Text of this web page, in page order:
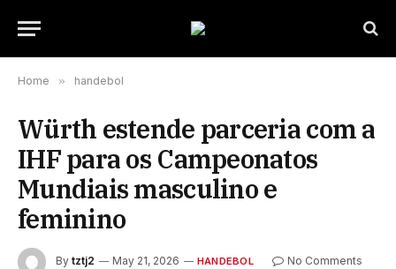
Home » handebol
Würth estende parceria com a
IHF para os Campeonatos
Mundiais masculino e
feminino
By tztj2 May 21, 2026 HANDEBOL
No Comments